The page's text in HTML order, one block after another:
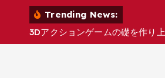
Trending News:
3Dア クシ ョ ンゲー ムの礎を作り 上